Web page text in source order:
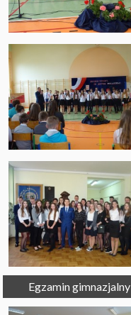
Egzamin gimnazjalny